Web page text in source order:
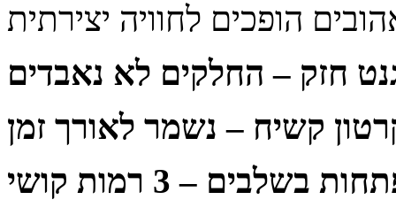
חזק – החלקים לא נאבדים
קשיח – נשמר לאורך זמן
בשלבים – 3 רמות קושי